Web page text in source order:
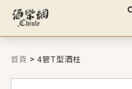
首頁 >4管T型酒柱